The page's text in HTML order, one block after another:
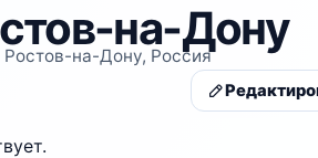
на-Дону
Ростов-на-Дону, Россия